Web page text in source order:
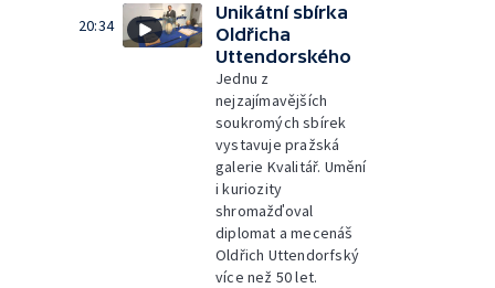
20:34
Unikátní sbírka
Oldřicha
Uttendorského
Jednu z
nejzajímavějších
soukromých sbírek
vystavuje pražská
galerie Kvalitář. Umění
i kuriozity
shromažďoval
diplomat a mecenáš
Oldřich Uttendorfský
více než 50 let.